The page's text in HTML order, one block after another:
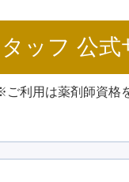
ッフ 公